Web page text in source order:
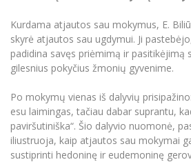
Kurdama atjautos sau mokymus, E.
skyrė atjautos sau ugdymui. Ji
padidina savęs priėmimą ir pasitikėjimą
gilesnius pokyčius žmonių gyvenime.
Po mokymų vienas iš dalyvių
esu laimingas, tačiau dabar suprantu,
paviršutiniška“. Šio dalyvio nuomonė,
iliustruoja, kaip atjautos sau mokymai
sustiprinti hedoninę ir eudemoninę